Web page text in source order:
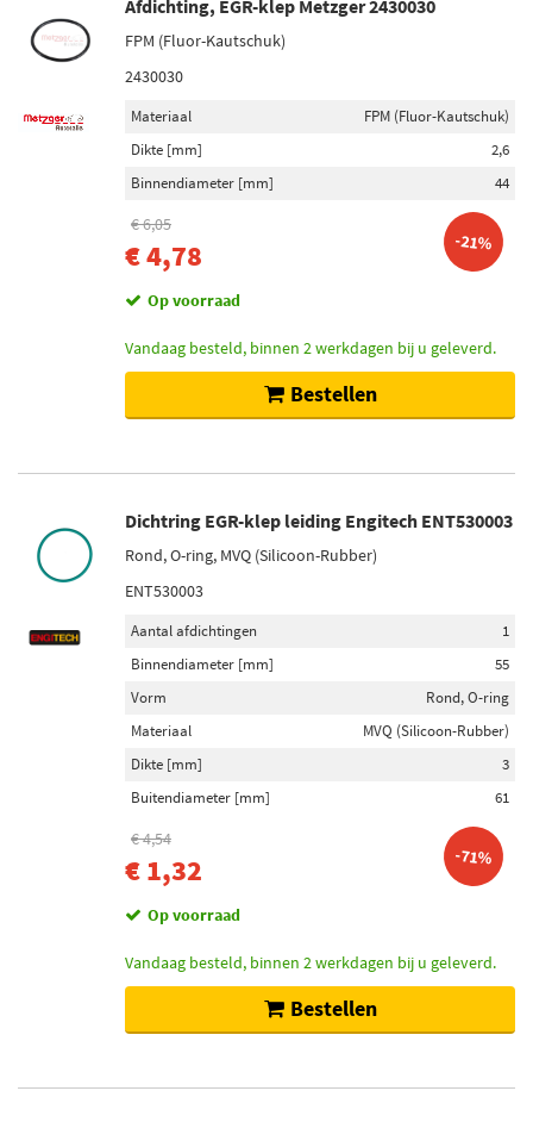
Afdichting, EGR-klep Metzger 2430030
FPM (Fluor-Kautschuk)
2430030
Materiaal
FPM (Fluor-Kautschuk)
Dikte [mm]
2,6
Binnendiameter [mm]
44
€ 6,05
€ 4,78 -21%
Op voorraad
Vandaag besteld, binnen 2 werkdagen bij u geleverd.
Bestellen
Dichtring EGR-klep leiding Engitech ENT530003
Rond, O-ring, MVQ (Silicoon-Rubber)
ENT530003
Aantal afdichtingen
1
Binnendiameter [mm]
55
Vorm
Rond, O-ring
Materiaal
MVQ (Silicoon-Rubber)
Dikte [mm]
3
Buitendiameter [mm]
61
€ 4,54
€ 1,32 -71%
Op voorraad
Vandaag besteld, binnen 2 werkdagen bij u geleverd.
Bestellen